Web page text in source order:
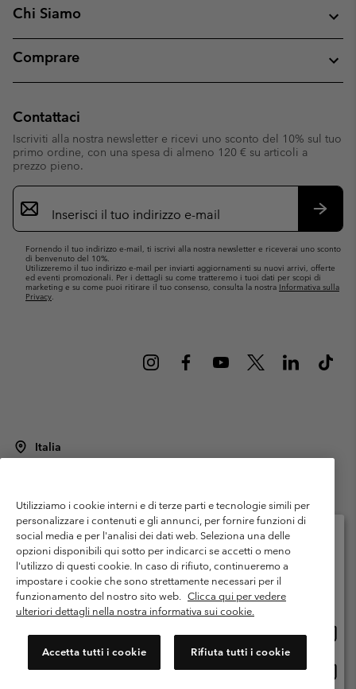
Chi Siamo
Comprare
Contattaci
Iscriviti alla nostra newsletter e ricevi uno sconto del 10% sul tuo
primo ordine, con una spesa di almeno 120 € su articoli a
prezzo pieno.
Iscrizione
e-
mail
Fornendo il tuo indirizzo e-mail, ti iscrivi alla nostra newsletter e riceverai uno sconto
di benvenuto del 10%.
Utilizzeremo il tuo indirizzo e-mail per inviarti aggiornamenti su nuovi arrivi, offerte
ed eventi promozionali. Per i dettagli su come tratteremo i tuoi dati per scopi di
marketing e su come puoi ritirare il tuo consenso, consulta la nostra Informativa sulla
Privacy.
Italia
Termini di utilizzo
Condizioni Generali di Venditaa
Garanzia
Politica sulla privacy
Termini e condizioni del programma di membership
Condizioni di utilizzo dei contenuti generati dagli utenti
Impressum
Cookies
Public CBCR
Servizio clienti: Lun. - ven. 9:00 - 13:00 & 14:00- 18:00
(+)390694804176
Utilizziamo i cookie interni e di terze parti e tecnologie simili per
personalizzare i contenuti e gli annunci, per fornire funzioni di
social media e per l'analisi dei dati web. Seleziona una delle
opzioni disponibili qui sotto per indicarci se accetti o meno
l'utilizzo di questi cookie. In caso di rifiuto, continueremo a
impostare i cookie che sono strettamente necessari per il
funzionamento del nostro sito web. Clicca qui per vedere
ulteriori dettagli nella nostra informativa sui cookie.
Accetta tutti i cookie Rifiuta tutti i cookie
Seleziona il paese di spedizione e la lingua
Shopping online disponibile
online
Italia
online